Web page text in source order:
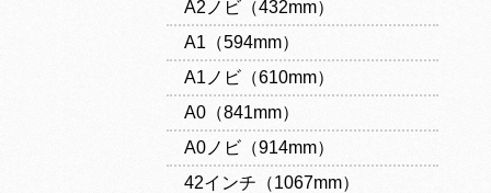
A2ノビ（432mm）
A1（594mm）
A1ノビ（610mm）
A0（841mm）
A0ノビ（914mm）
42インチ（1067mm）